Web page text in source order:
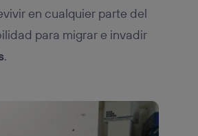
en cualquier parte del
para migrar e invadir
.